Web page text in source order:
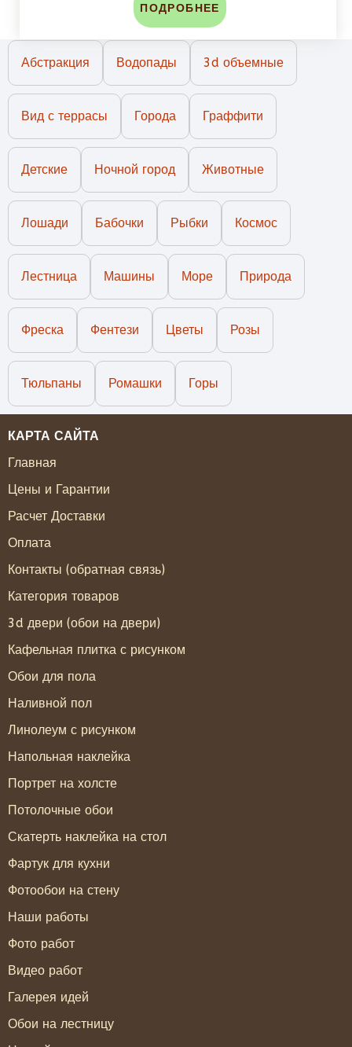
ПОДРОБНЕЕ
Абстракция Водопады 3d объемные
Вид с террасы Города Граффити
Детские Ночной город Животные
Лошади Бабочки Рыбки Космос
Лестница Машины Море Природа
Фреска Фентези Цветы Розы
Тюльпаны Ромашки Горы
КАРТА САЙТА
Главная
Цены и Гарантии
Расчет Доставки
Оплата
Контакты (обратная связь)
Категория товаров
3d двери (обои на двери)
Кафельная плитка с рисунком
Обои для пола
Наливной пол
Линолеум с рисунком
Напольная наклейка
Портрет на холсте
Потолочные обои
Скатерть наклейка на стол
Фартук для кухни
Фотообои на стену
Наши работы
Фото работ
Видео работ
Галерея идей
Обои на лестницу